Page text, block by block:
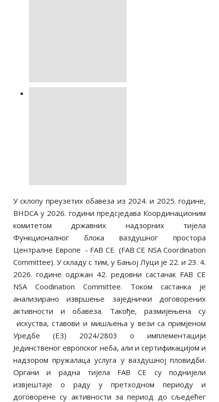
У склопу преузетих обавеза из 2024. и 2025. године,
BHDCA у 2026. години предсједава Координационим
комитетом државних надзорних тијела
Функционалног блока ваздушног простора
Централне Европе - FAB CE (FAB CE NSA Coordination
Committee). У складу с тим, у Бањој Луци је 22. и 23. 4.
2026. године одржан 42. редовни састанак FAB CE
NSA Coodination Committee. Током састанка је
анализирано извршење заједнички договорених
активности и обавеза. Такође, размијењена су
искуства, ставови и мишљења у вези са примјеном
Уредбе (ЕЗ) 2024/2803 о имплементацији
Јединственог европског неба, али и сертификацијом и
надзором пружалаца услуга у ваздушној пловидби.
Органи и радна тијела FAB CE су поднијели
извјештаје о раду у претходном периоду и
договорене су активности за период до сљедећег